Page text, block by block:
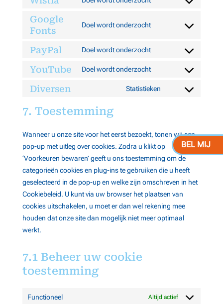
Google
Fonts
Doel wordt onderzocht
PayPal Doel wordt onderzocht
paypal
YouTube Doel wordt onderzocht
to
Diversen Statistieken
Consent
7. Toestemming
Wanneer u onze site voor het eerst bezoekt, tonen wij een
pop-up met uitleg over cookies. Zodra u klikt op
‘Voorkeuren bewaren’ geeft u ons toestemming om de
categorieën cookies en plug-ins te gebruiken die u heeft
geselecteerd in de pop-up en welke zijn omschreven in het
Cookiebeleid. U kunt via uw browser het plaatsen van
cookies uitschakelen, u moet er dan wel rekening mee
houden dat onze site dan mogelijk niet meer optimaal
werkt.
7.1 Beheer uw cookie
toestemming
Functioneel Altijd actief
BEL MIJ